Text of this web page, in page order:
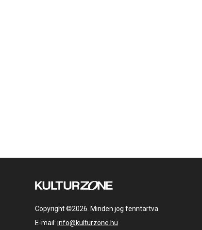
Copyright ©2026. Minden jog fenntartva.
E-mail: info@kulturzone.hu